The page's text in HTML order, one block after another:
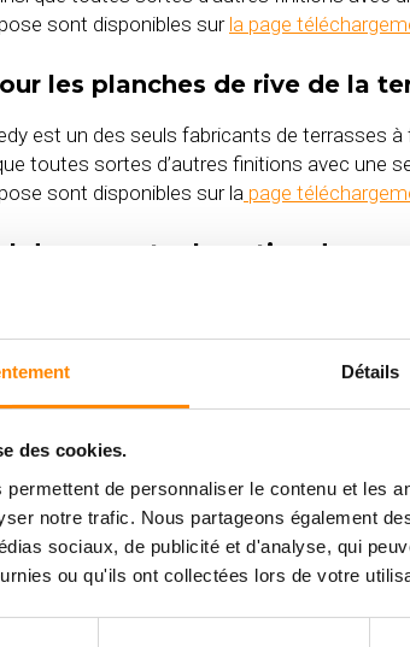
Détails
des cookies.
permettent de personnaliser le contenu et les
notre trafic. Nous partageons également
sociaux, de publicité et d'analyse, qui
ou qu'ils ont collectées lors de votre
sont disponibles sur la page
les planches de rive de la
est un des seuls fabricants de terrasses
toutes sortes d’autres finitions avec une
sont disponibles sur la page
de respecter la notice de
mise à rudes épreuves tout au long de
aux aléas climatiques, il est
temps.
en bois ? – Dans quel
est généralement conseillé de poser la
de pose ?
référez-vous la notice de pose